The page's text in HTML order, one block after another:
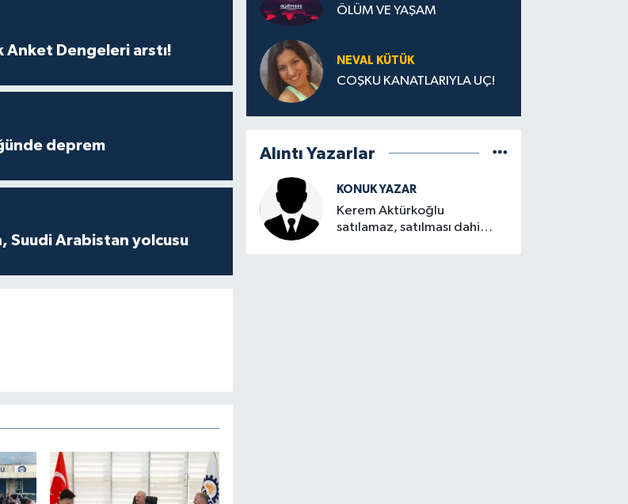
Anket Dengeleri arstı!
deprem
Suudi Arabistan yolcusu
ÖLÜM VE YAŞAM
NEVAL KÜTÜK
COŞKU KANATLARIYLA UÇ!
Alıntı Yazarlar
KONUK YAZAR
Kerem Aktürkoğlu
satılamaz, satılması dahi